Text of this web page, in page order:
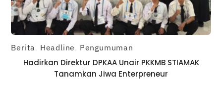
Berita Headline Pengumuman
Hadirkan Direktur DPKAA Unair PKKMB STIAMAK
Tanamkan Jiwa Enterpreneur